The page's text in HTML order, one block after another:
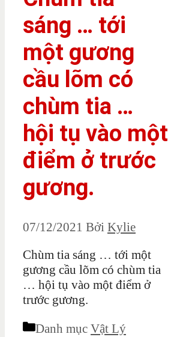
sáng … tới
một gương
cầu lõm có
chùm tia …
hội tụ vào một
điểm ở trước
gương.
07/12/2021 Bởi Kylie
Chùm tia sáng … tới một
gương cầu lõm có chùm tia
… hội tụ vào một điểm ở
trước gương.
Danh mục Vật Lý